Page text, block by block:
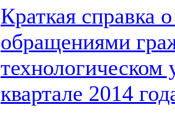
Краткая справка
обращениями
технологическом
квартале 2014